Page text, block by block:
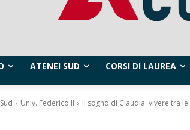
ATENEI SUD CORSI DI LAUREA
Univ. Federico II Il sogno di Claudia: vivere tra